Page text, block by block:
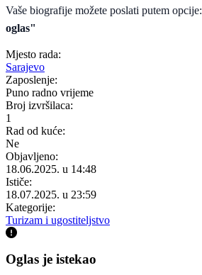
Vaše biografije možete poslati putem opcije:
oglas"
Mjesto rada:
Sarajevo
Zaposlenje:
Puno radno vrijeme
Broj izvršilaca:
1
Rad od kuće:
Ne
Objavljeno:
18.06.2025. u 14:48
Ističe:
18.07.2025. u 23:59
Kategorije:
Turizam i ugostiteljstvo
Oglas je istekao